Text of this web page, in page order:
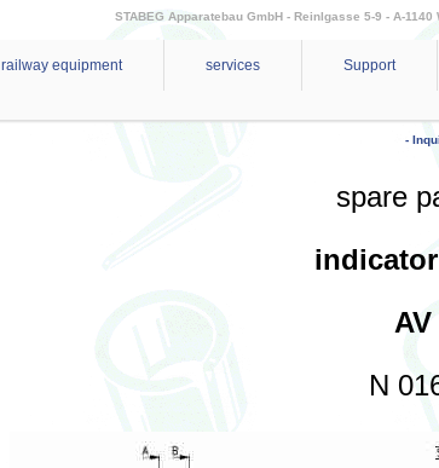
STABEG Apparatebau GmbH - Reinlgasse 5-9 - A-
railway equipment services Support
-
spare
N